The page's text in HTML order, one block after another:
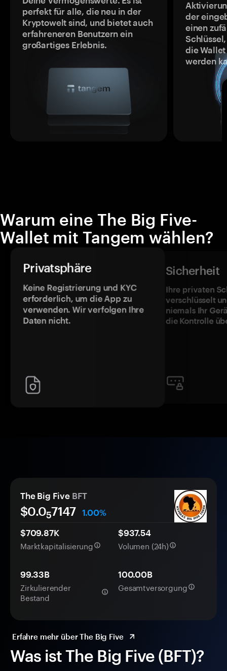
perfekt für alle, die neu in der
Kryptowelt sind, und bietet auch
erfahreneren Benutzern ein
großartiges Erlebnis.
der
einen
die
werden
Warum eine The Big Five-
Wallet mit Tangem wählen?
Privatsphäre
Keine Registrierung und KYC
erforderlich, um die App zu
verwenden. Wir verfolgen Ihre
Daten nicht.
Sicherheit
Ihre privaten
verschlüsselt
niemals Ihr
die Kontrolle
Was ist The Big Five (BFT)?
The Big Five BFT
$0.057147
1.00%
$709.87K
Marktkapitalisierung
$937.54
Volumen (24h)
99.33B
Zirkulierender
Bestand
100.00B
Gesamtversorgung
Erfahre mehr über The Big Five